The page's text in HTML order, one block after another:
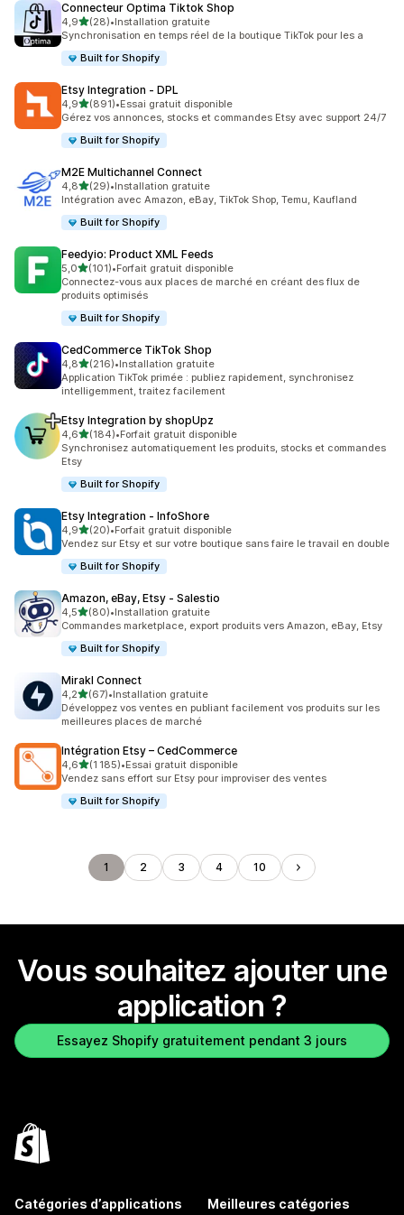
Connecteur Optima Tiktok Shop
4,9étoile(s) sur 5
(28)
28 avis au total
•Installation gratuite
Synchronisation en temps réel de la boutique TikTok pour les a
Built for Shopify
Etsy Integration ‑ DPL
4,9étoile(s) sur 5
(891)
891 avis au total
•Essai gratuit disponible
Gérez vos annonces, stocks et commandes Etsy avec support 24/7
Built for Shopify
M2E Multichannel Connect
4,8étoile(s) sur 5
(29)
29 avis au total
•Installation gratuite
Intégration avec Amazon, eBay, TikTok Shop, Temu, Kaufland
Built for Shopify
Feedyio: Product XML Feeds
5,0étoile(s) sur 5
(101)
101 avis au total
•Forfait gratuit disponible
Connectez-vous aux places de marché en créant des flux de
produits optimisés
Built for Shopify
CedCommerce TikTok Shop
4,8étoile(s) sur 5
(216)
216 avis au total
•Installation gratuite
Application TikTok primée : publiez rapidement, synchronisez
intelligemment, traitez facilement
Etsy Integration by shopUpz
4,6étoile(s) sur 5
(184)
184 avis au total
•Forfait gratuit disponible
Synchronisez automatiquement les produits, stocks et commandes
Etsy
Built for Shopify
Etsy Integration ‑ InfoShore
4,9étoile(s) sur 5
(20)
20 avis au total
•Forfait gratuit disponible
Vendez sur Etsy et sur votre boutique sans faire le travail en double
Built for Shopify
Amazon, eBay, Etsy ‑ Salestio
4,5étoile(s) sur 5
(80)
80 avis au total
•Installation gratuite
Commandes marketplace, export produits vers Amazon, eBay, Etsy
Built for Shopify
Mirakl Connect
4,2étoile(s) sur 5
(67)
67 avis au total
•Installation gratuite
Développez vos ventes en publiant facilement vos produits sur les
meilleures places de marché
Intégration Etsy – CedCommerce
4,6étoile(s) sur 5
(1 185)
1185 avis au total
•Essai gratuit disponible
Vendez sans effort sur Etsy pour improviser des ventes
Built for Shopify
1 2 3 4 10
Vous souhaitez ajouter une
application ?
Essayez Shopify gratuitement pendant 3 jours
Catégories d’applications Meilleures catégories